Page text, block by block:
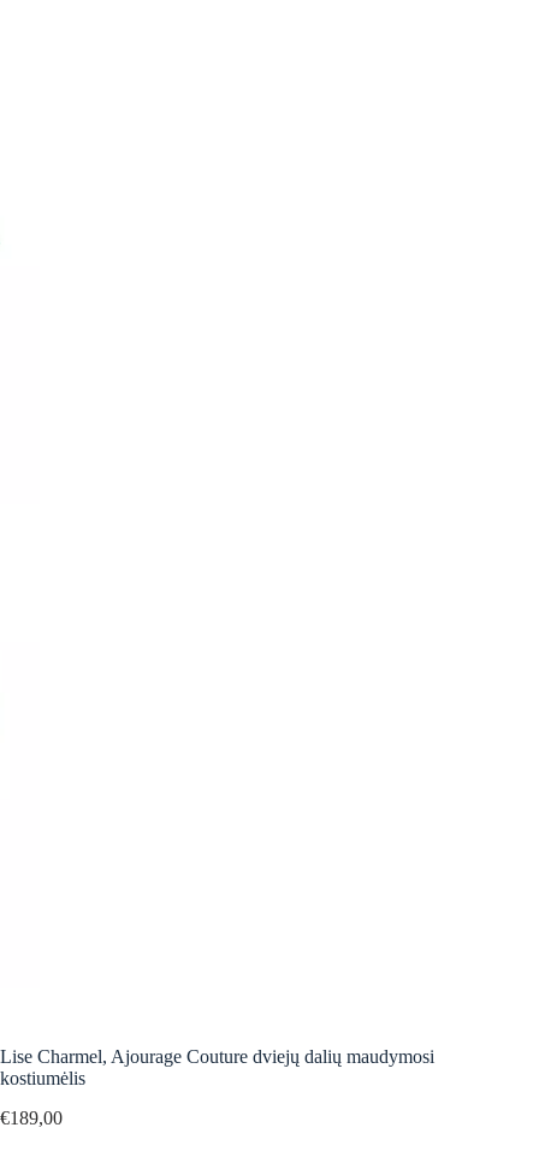
Lise Charmel, Ajourage Couture dviejų dalių maudymosi
kostiumėlis
€189,00